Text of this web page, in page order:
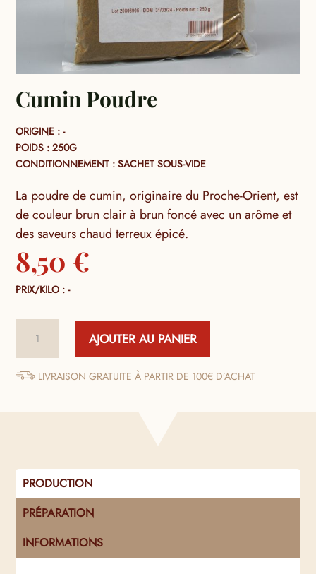
Cumin Poudre
ORIGINE : -
POIDS : 250G
CONDITIONNEMENT : SACHET SOUS-VIDE
La poudre de cumin, originaire du Proche-Orient, est
de couleur brun clair à brun foncé avec un arôme et
des saveurs chaud terreux épicé.
8,50 €
PRIX/KILO : -
Cumin
Poudre
AJOUTER AU PANIER
LIVRAISON GRATUITE À PARTIR DE 100€ D’ACHAT
PRODUCTION
PRÉPARATION
INFORMATIONS